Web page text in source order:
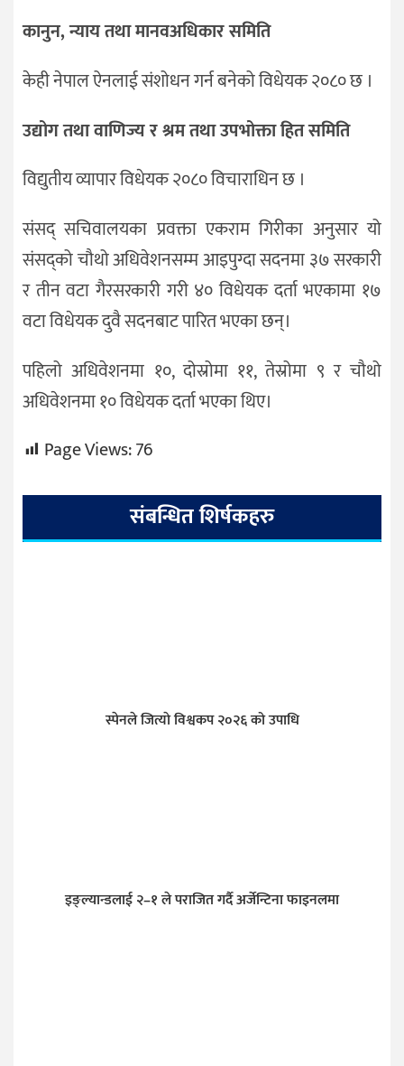
कानुन, न्याय तथा मानवअधिकार समिति
केही नेपाल ऐनलाई संशोधन गर्न बनेको विधेयक २०८० छ ।
उद्योग तथा वाणिज्य र श्रम तथा उपभोक्ता हित समिति
विद्युतीय व्यापार विधेयक २०८० विचाराधिन छ ।
संसद् सचिवालयका प्रवक्ता एकराम गिरीका अनुसार यो
संसद्को चौथो अधिवेशनसम्म आइपुग्दा सदनमा ३७ सरकारी
र तीन वटा गैरसरकारी गरी ४० विधेयक दर्ता भएकामा १७
वटा विधेयक दुवै सदनबाट पारित भएका छन्।
पहिलो अधिवेशनमा १०, दोस्रोमा ११, तेस्रोमा ९ र चौथो
अधिवेशनमा १० विधेयक दर्ता भएका थिए।
Page Views:76
संबन्धित शिर्षकहरु
स्पेनले जित्याे विश्वकप २०२६ को उपाधि
इङ्ल्यान्डलाई २–१ ले पराजित गर्दै अर्जेन्टिना फाइनलमा